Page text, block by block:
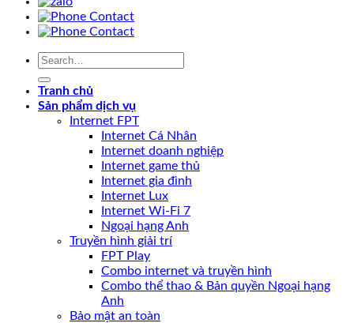
Tranh chủ
Sản phẩm dịch vụ
Internet FPT
Internet Cá Nhân
Internet doanh nghiệp
Internet game thủ
Internet gia đình
Internet Lux
Internet Wi-Fi 7
Ngoại hạng Anh
Truyền hình giải trí
FPT Play
Combo internet và truyền hình
Combo thể thao & Bản quyền Ngoại hạng
Anh
Bảo mật an toàn